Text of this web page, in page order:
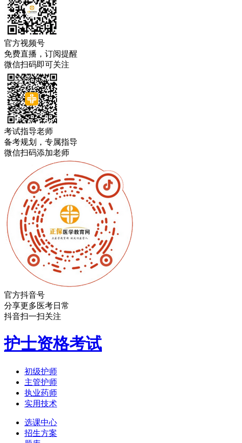
官方视频号
免费直播，订阅提醒
微信扫码即可关注
考试指导老师
备考规划，专属指导
微信扫码添加老师
官方抖音号
分享更多医考日常
抖音扫一扫关注
护士资格考试
初级护师
主管护师
执业药师
实用技术
选课中心
招生方案